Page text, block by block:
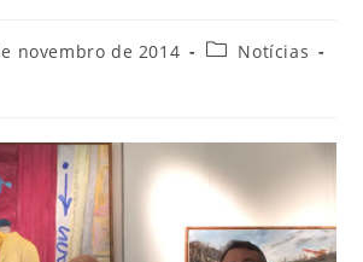
novembro de 2014
Notícias